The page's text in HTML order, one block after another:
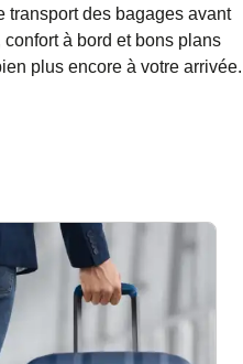
transport des bagages avant
à bord et bons plans
plus encore à votre arrivée.